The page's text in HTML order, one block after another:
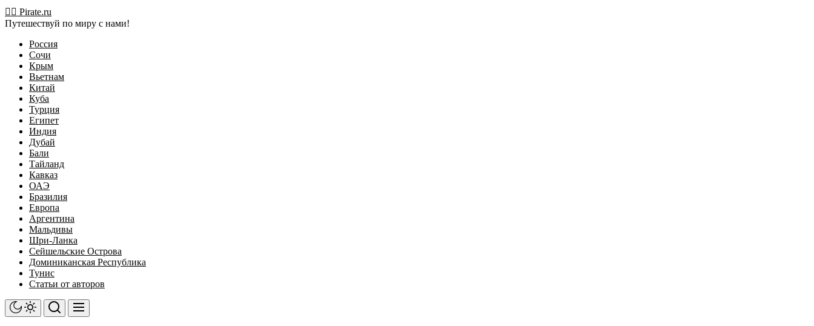
Перейти
к
содержимому
🏴‍☠️ Pirate.ru
Путешествуй по миру с нами!
Россия
Сочи
Крым
Вьетнам
Китай
Куба
Турция
Египет
Индия
Дубай
Бали
Тайланд
Кавказ
ОАЭ
Бразилия
Европа
Аргентина
Мальдивы
Шри-Ланка
Сейшельские Острова
Доминиканская Республика
Тунис
Статьи от авторов